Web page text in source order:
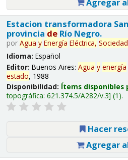
Estacion transformadora
provincia deRío Negro.
por Agua y Energía Eléctrica, Sociedad
Idioma: Español
Editor: Buenos Aires: Agua y energía
estado, 1988
Disponibilidad: Ítems disponibles
topográfica: 621.374.5/A282/v.3 (1).
Hacer
Agregar